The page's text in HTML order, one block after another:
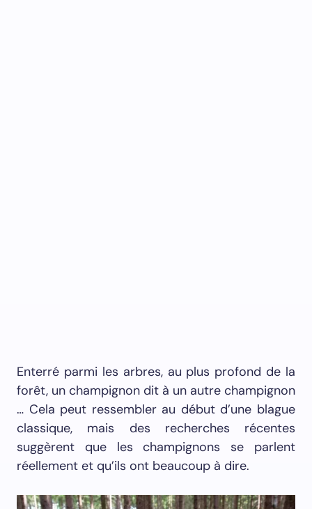
Enterré parmi les arbres, au plus profond de la
forêt, un champignon dit à un autre champignon
… Cela peut ressembler au début d’une blague
classique, mais des recherches récentes
suggèrent que les champignons se parlent
réellement et qu’ils ont beaucoup à dire.